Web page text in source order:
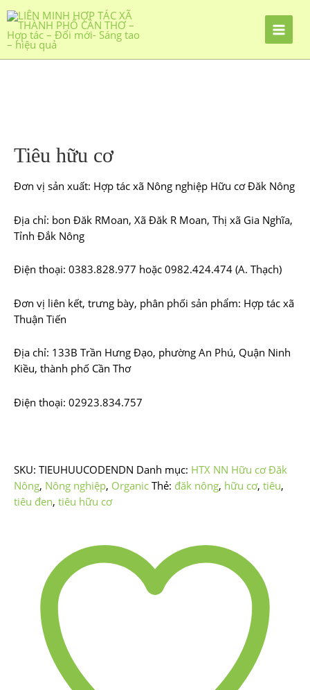
Nhảy
tới
nội
Tiêu hữu cơ
Đơn vị sản xuất: Hợp tác xã Nông nghiệp Hữu cơ Đăk Nông
Địa chỉ: bon Đăk RMoan, Xã Đăk R Moan, Thị xã Gia Nghĩa,
Tỉnh Đắk Nông
Điện thoại: 0383.828.977 hoặc 0982.424.474 (A. Thạch)
Đơn vị liên kết, trưng bày, phân phối sản phẩm: Hợp tác xã
Thuận Tiến
Địa chỉ: 133B Trần Hưng Đạo, phường An Phú, Quận Ninh
Kiều, thành phố Cần Thơ
Điện thoại: 02923.834.757
SKU: TIEUHUUCODENDN Danh mục: HTX NN Hữu cơ Đăk
Nông, Nông nghiệp, Organic Thẻ: đăk nông, hữu cơ, tiêu,
tiêu đen, tiêu hữu cơ